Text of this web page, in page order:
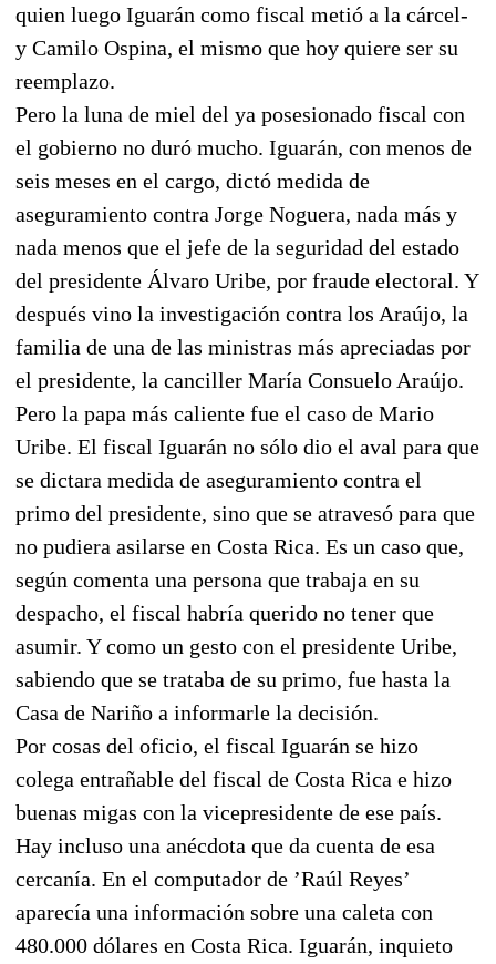
quien luego Iguarán como fiscal metió a la cárcel-
y Camilo Ospina, el mismo que hoy quiere ser su
reemplazo.
Pero la luna de miel del ya posesionado fiscal con
el gobierno no duró mucho. Iguarán, con menos de
seis meses en el cargo, dictó medida de
aseguramiento contra Jorge Noguera, nada más y
nada menos que el jefe de la seguridad del estado
del presidente Álvaro Uribe, por fraude electoral. Y
después vino la investigación contra los Araújo, la
familia de una de las ministras más apreciadas por
el presidente, la canciller María Consuelo Araújo.
Pero la papa más caliente fue el caso de Mario
Uribe. El fiscal Iguarán no sólo dio el aval para que
se dictara medida de aseguramiento contra el
primo del presidente, sino que se atravesó para que
no pudiera asilarse en Costa Rica. Es un caso que,
según comenta una persona que trabaja en su
despacho, el fiscal habría querido no tener que
asumir. Y como un gesto con el presidente Uribe,
sabiendo que se trataba de su primo, fue hasta la
Casa de Nariño a informarle la decisión.
Por cosas del oficio, el fiscal Iguarán se hizo
colega entrañable del fiscal de Costa Rica e hizo
buenas migas con la vicepresidente de ese país.
Hay incluso una anécdota que da cuenta de esa
cercanía. En el computador de ’Raúl Reyes’
aparecía una información sobre una caleta con
480.000 dólares en Costa Rica. Iguarán, inquieto